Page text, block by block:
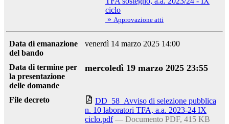
ciclo
» Approvazione atti
Data di emanazione
del bando
venerdì 14 marzo 2025 14:00
Data di termine per
la presentazione
delle domande
mercoledì 19 marzo 2025 23:55
File decreto
DD_58_Avviso di selezione pubblica
n. 10 laboratori TFA, a.a. 2023-24 IX
ciclo.pdf — Documento PDF, 415 KB